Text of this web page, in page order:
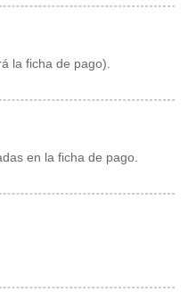
la ficha de pago).
en la ficha de pago.